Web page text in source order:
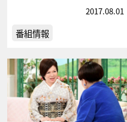
2017.08.01
番組情報